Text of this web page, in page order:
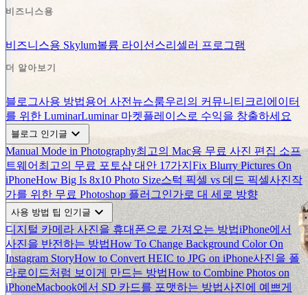
비즈니스용
비즈니스용 Skylum볼륨 라이선스리셀러 프로그램
더 알아보기
블로그사용 방법용어 사전뉴스룸우리의 커뮤니티 크리에이터
를 위한 LuminarLuminar 마켓플레이스로 수익을 창출하세요
블로그 인기글 expand_more
Manual Mode in Photography최고의 Mac용 무료 사진 편집 소프
트웨어 최고의 무료 포토샵 대안 17가지 Fix Blurry Pictures On
iPhoneHow Big Is 8x10 Photo Size스턱 픽셀 vs 데드 픽셀사진작
가를 위한 무료 Photoshop 플러그인가로 대 세로 방향
사용 방법 팁 인기글 expand_more
디지털 카메라 사진을 휴대폰으로 가져오는 방법iPhone에서
사진을 반전하는 방법How To Change Background Color On
Instagram StoryHow to Convert HEIC to JPG on iPhone사진을 폴
라로이드처럼 보이게 만드는 방법How to Combine Photos on
iPhoneMacbook에서 SD 카드를 포맷하는 방법사진에 예쁘게